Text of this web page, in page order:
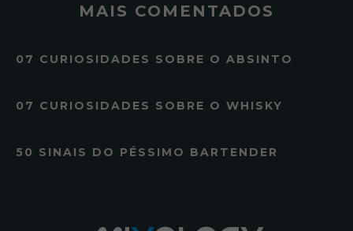
MAIS COMENTADOS
07 CURIOSIDADES SOBRE O ABSINTO
07 CURIOSIDADES SOBRE O WHISKY
50 SINAIS DO PÉSSIMO BARTENDER